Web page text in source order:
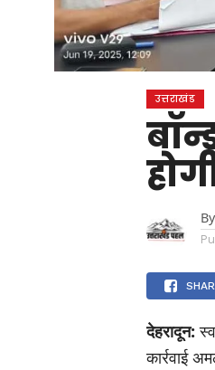
उत्तराखंड
By
देहरादून:
कार्रवाई